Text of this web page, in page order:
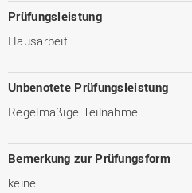
Prüfungsleistung
Hausarbeit
Unbenotete Prüfungsleistung
Regelmäßige Teilnahme
Bemerkung zur Prüfungsform
keine